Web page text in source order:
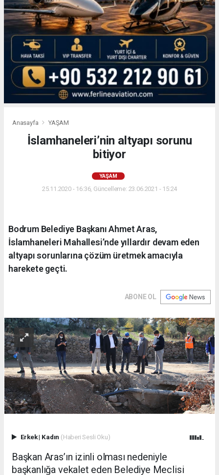
Anasayfa YAŞAM
İslamhaneleri’nin altyapı sorunu
bitiyor
YAŞAM
25.11.2020 - 16:36, Güncelleme: 23.06.2021 - 15:24
Bodrum Belediye Başkanı Ahmet Aras,
İslamhaneleri Mahallesi’nde yıllardır devam eden
altyapı sorunlarına çözüm üretmek amacıyla
harekete geçti.
ABONE OL
Erkek| Kadın (Haberi Sesli Oku)
Başkan Aras’ın izinli olması nedeniyle
başkanlığa vekalet eden Belediye Meclisi